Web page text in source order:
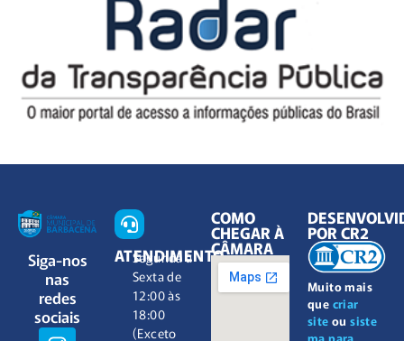
Siga-nos
nas
redes
sociais
ATENDIMENTO
Segunda à
Sexta de
12:00 às
18:00
(Exceto
COMO
CHEGAR À
CÂMARA
Muito mais
que criar
site ousiste
POR CR2